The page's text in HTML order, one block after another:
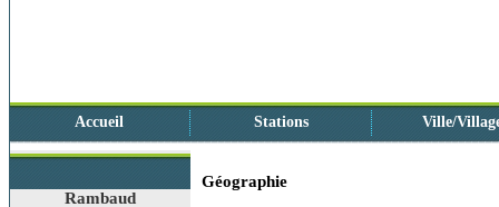
Accueil Stations Ville/
Rambaud
Géographie